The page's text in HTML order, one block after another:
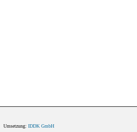
Umsetzung: IDDK GmbH